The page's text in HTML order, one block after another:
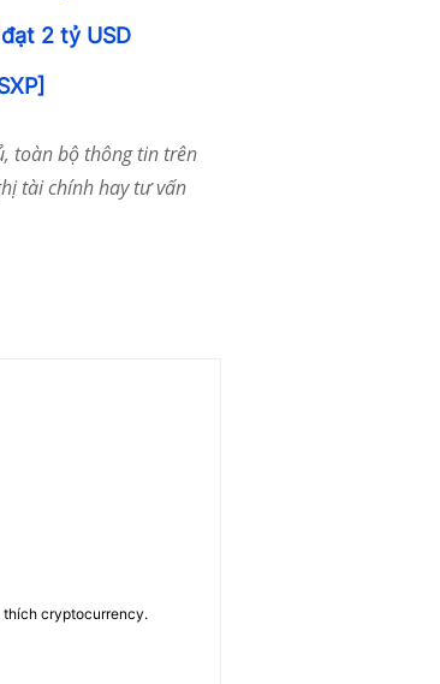
2 tỷ USD
toàn bộ thông tin trên
tài chính hay tư vấn
thích cryptocurrency.